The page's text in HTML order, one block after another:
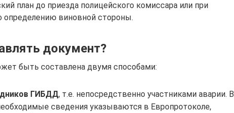
план до приезда полицейского комиссара или при
определению виновной стороны.
документ?
быть составлена двумя способами:
ГИБДД, т.е. непосредственно участниками аварии. В
сведения указываются в Европротоколе,